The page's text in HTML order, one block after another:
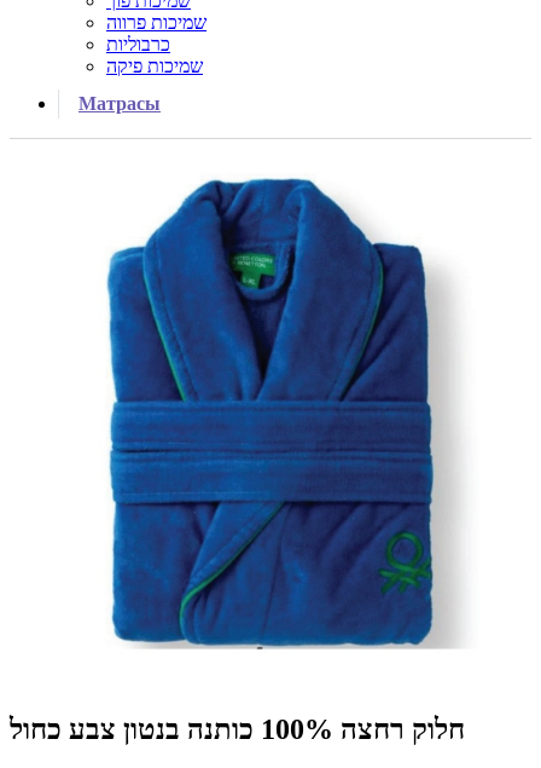
שמיכות פרווה
כרבוליות
שמיכות פיקה
Матрасы
חלוק רחצה 100% כותנה בנטון צבע כחול